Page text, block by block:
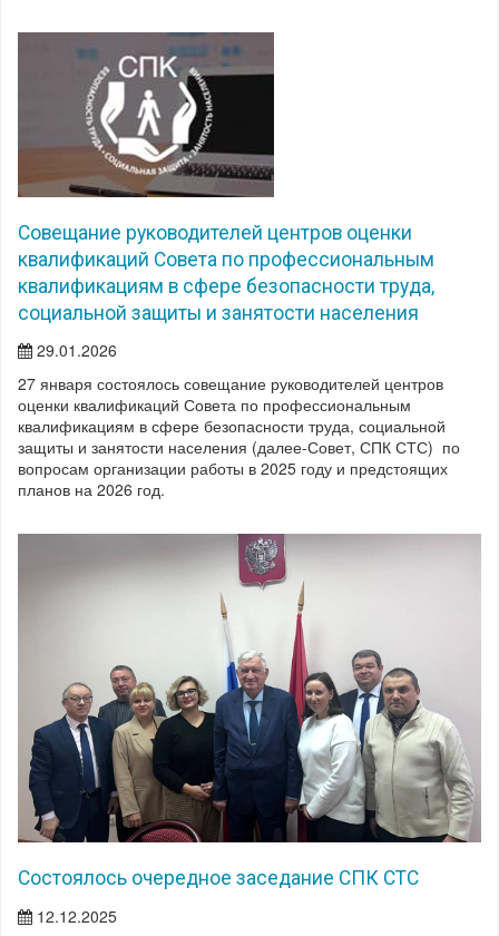
Совещание руководителей центров оценки
квалификаций Совета по профессиональным
квалификациям в сфере безопасности труда,
социальной защиты и занятости населения
29.01.2026
27 января состоялось совещание руководителей центров
оценки квалификаций Совета по профессиональным
квалификациям в сфере безопасности труда, социальной
защиты и занятости населения (далее-Совет, СПК СТС) по
вопросам организации работы в 2025 году и предстоящих
планов на 2026 год.
Состоялось очередное заседание СПК СТС
12.12.2025